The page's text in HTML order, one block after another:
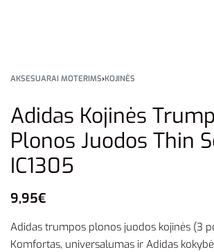
AKSESUARAI MOTERIMS›KOJINĖS
Adidas Kojinės
Plonos Juodos Thin
IC1305
9,95€
Adidas trumpos plonos juodos kojinės (3
Komfortas, universalumas ir Adidas